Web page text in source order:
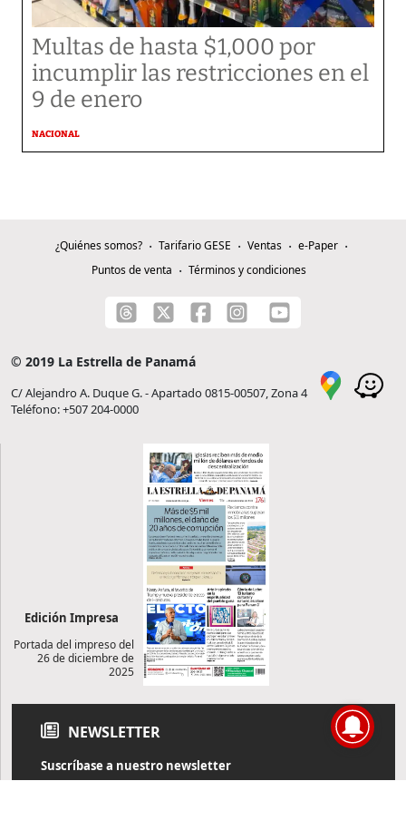
Multas de hasta $1,000 por
incumplir las restricciones en el
9 de enero
NACIONAL
¿Quiénes somos? Tarifario GESE Ventas
e-Paper
Puntos de venta
Términos y condiciones
© 2019 La Estrella de Panamá
C/ Alejandro A. Duque G. - Apartado 0815-00507, Zona 4
Teléfono: +507 204-0000
Edición Impresa
Portada del impreso del
26 de diciembre de
2025
NEWSLETTER
Suscríbase a nuestro newsletter
Reciba diariamente información de actualidad directamente en